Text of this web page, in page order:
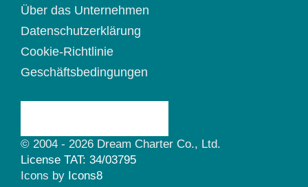
Über das Unternehmen
Datenschutzerklärung
Cookie-Richtlinie
Geschäftsbedingungen
© 2004 - 2026 Dream Charter Co., Ltd.
License TAT: 34/03795
Icons by Icons8